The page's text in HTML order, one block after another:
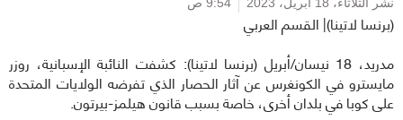
(برنسا لاتينا)| القسم العربي
مدريد، 18 نيسان/أبريل (برنسا لاتينا): كشفت النائبة الإسبانية، روزر
مايسترو في الكونغرس عن آثار الحصار الذي تفرضه الولايات المتحدة
على كوبا في بلدان أخرى، خاصة بسبب قانون هيلمز-بيرتون.